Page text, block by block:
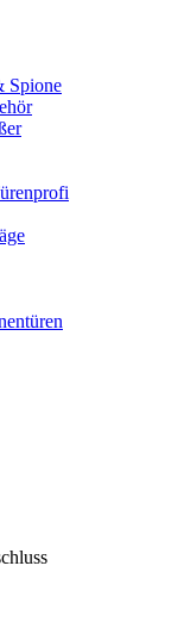
Spione